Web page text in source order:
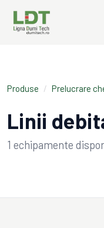
Produse / Prelucrare
Linii
1 echipamente